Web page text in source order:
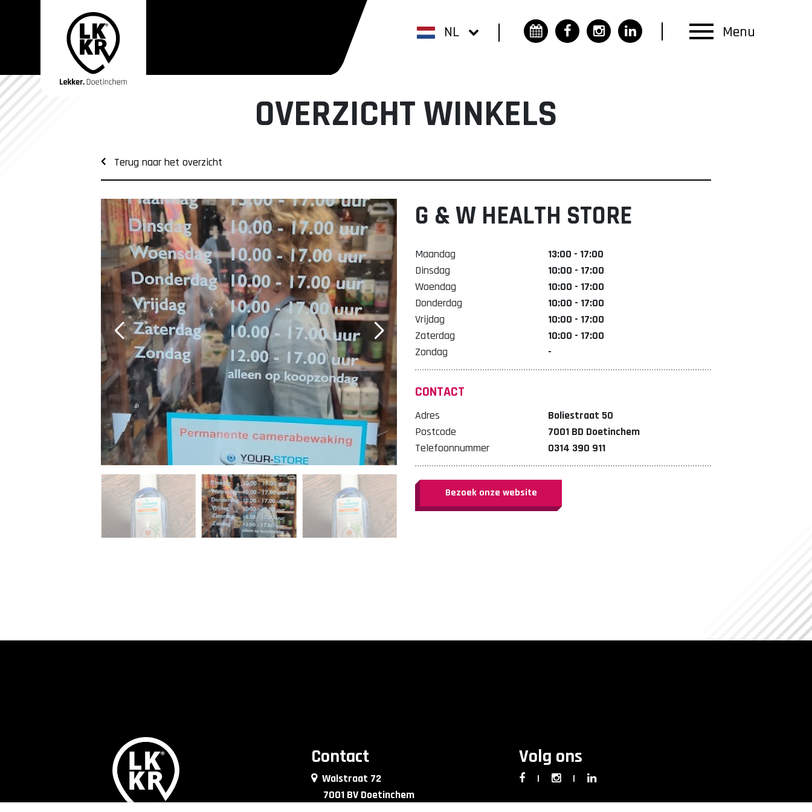
NL Menu
OVERZICHT WINKELS
Terug naar het overzicht
G & W HEALTH STORE
Maandag
13:00 - 17:00
Dinsdag
10:00 - 17:00
Woendag
10:00 - 17:00
Donderdag
10:00 - 17:00
Vrijdag
10:00 - 17:00
Zaterdag
10:00 - 17:00
Zondag
-
CONTACT
Adres
Boliestraat 50
Postcode
7001 BD Doetinchem
Telefoonnummer
0314 390 911
Bezoek onze website
Contact
Walstraat 72
7001 BV Doetinchem
Volg ons
| |